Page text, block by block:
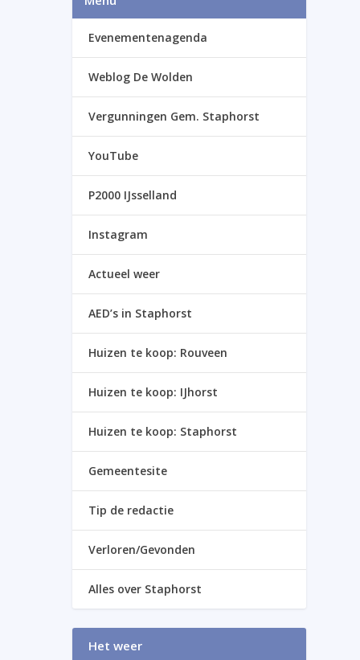
Evenementenagenda
Weblog De Wolden
Vergunningen Gem. Staphorst
YouTube
P2000 IJsselland
Instagram
Actueel weer
AED’s in Staphorst
Huizen te koop: Rouveen
Huizen te koop: IJhorst
Huizen te koop: Staphorst
Gemeentesite
Tip de redactie
Verloren/Gevonden
Alles over Staphorst
Het weer